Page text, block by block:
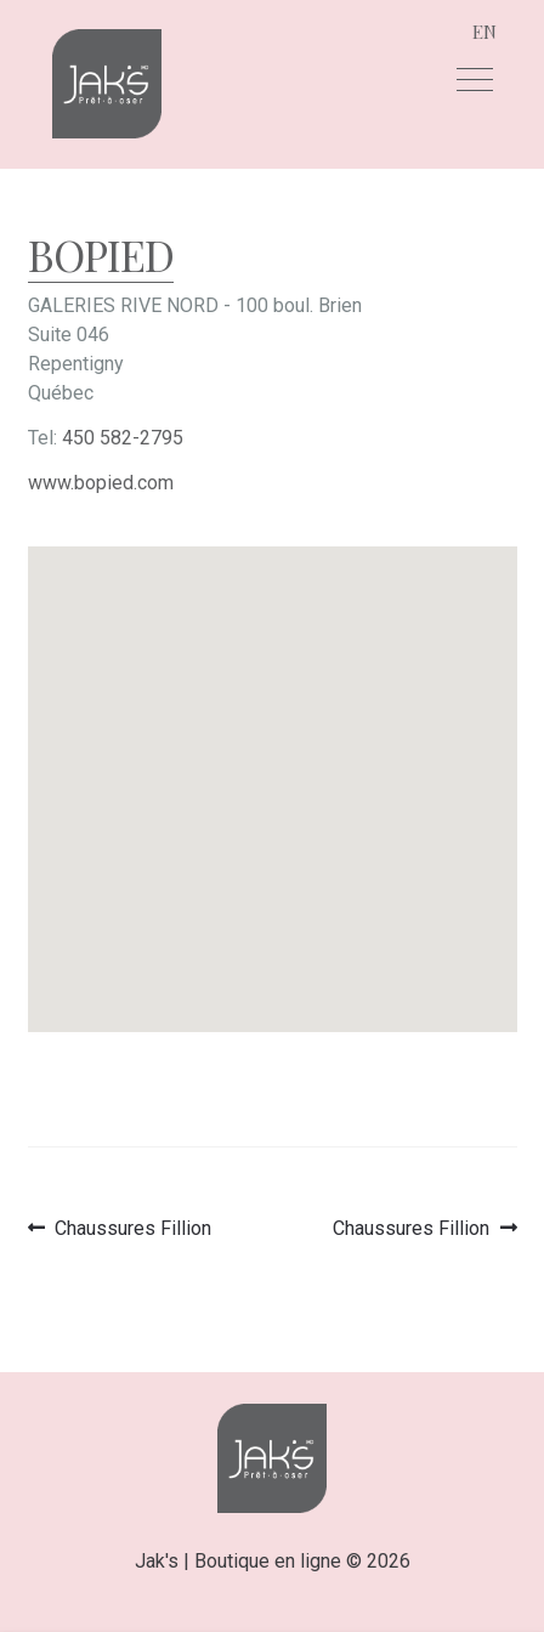
Aller
navigation
Aller
contenu
EN
BOPIED
GALERIES RIVE NORD - 100 boul. Brien
Suite 046
Repentigny
Québec
Tel: 450 582-2795
www.bopied.com
Navigation
Article
Chaussures Fillion
Article
Chaussures Fillion
Jak's | Boutique en ligne © 2026